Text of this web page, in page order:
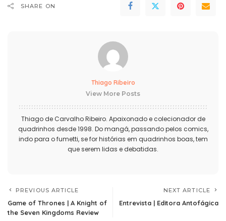
SHARE ON
Thiago Ribeiro
View More Posts
Thiago de Carvalho Ribeiro. Apaixonado e colecionador de
quadrinhos desde 1998. Do mangá, passando pelos comics,
indo para o fumetti, se for histórias em quadrinhos boas, tem
que serem lidas e debatidas.
PREVIOUS ARTICLE
Game of Thrones | A Knight of
the Seven Kingdoms Review
NEXT ARTICLE
Entrevista | Editora Antofágica